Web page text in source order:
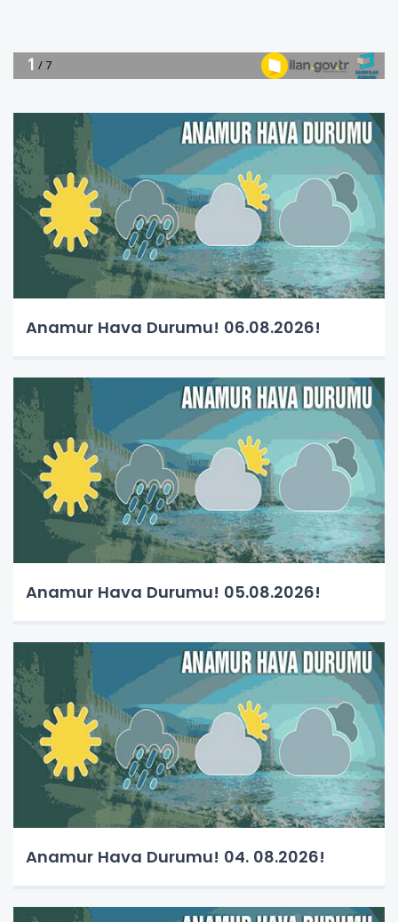
Anamur Hava Durumu! 06.08.2026!
Anamur Hava Durumu! 05.08.2026!
Anamur Hava Durumu! 04. 08.2026!